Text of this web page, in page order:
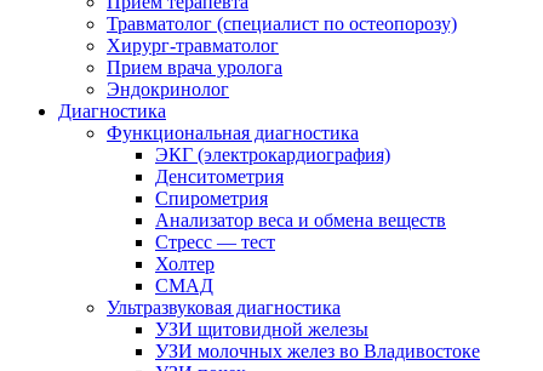
Травматолог (специалист по остеопорозу)
Хирург-травматолог
Прием врача уролога
Эндокринолог
Диагностика
Функциональная диагностика
ЭКГ (электрокардиография)
Денситометрия
Спирометрия
Анализатор веса и обмена веществ
Стресс — тест
Холтер
СМАД
Ультразвуковая диагностика
УЗИ щитовидной железы
УЗИ молочных желез во Владивостоке